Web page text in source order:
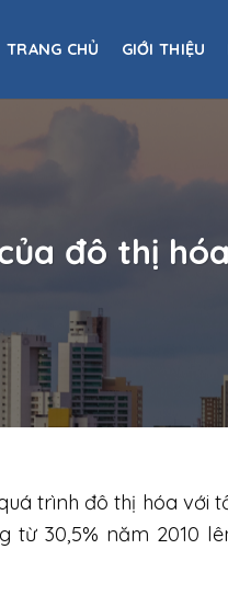
TRANG CHỦ GIỚI THIỆU
đô thị
trình đô thị hóa với
từ 30,5% năm 2010